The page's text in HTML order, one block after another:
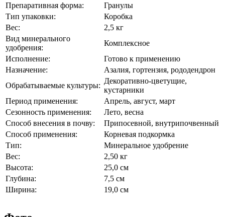
Препаративная форма:
Гранулы
Тип упаковки:
Коробка
Вес:
2,5 кг
Вид минерального
удобрения:
Комплексное
Исполнение:
Готово к применению
Назначение:
Азалия, гортензия, рододендрон
Обрабатываемые культуры:
Декоративно-цветущие,
кустарники
Период применения:
Апрель, август, март
Сезонность применения:
Лето, весна
Способ внесения в почву:
Припосевной, внутрипочвенный
Способ применения:
Корневая подкормка
Тип:
Минеральное удобрение
Вес:
2,50 кг
Высота:
25,0 см
Глубина:
7,5 см
Ширина:
19,0 см